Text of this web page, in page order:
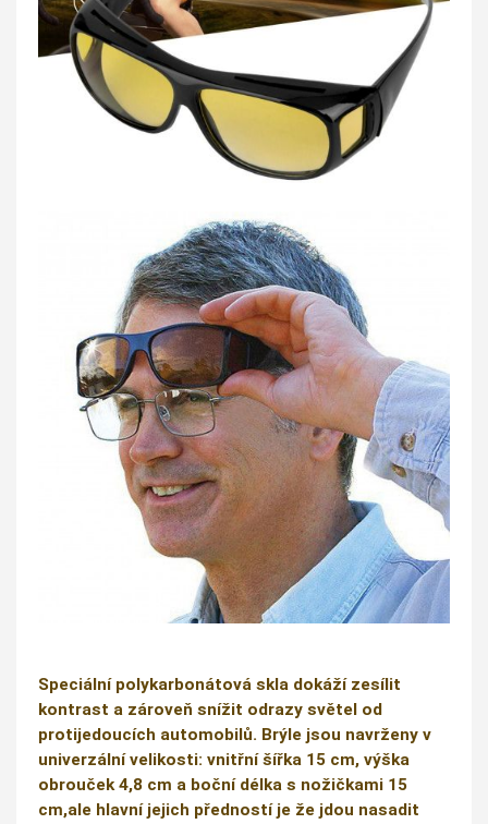
Speciální polykarbonátová skla dokáží zesílit
kontrast a zároveň snížit odrazy světel od
protijedoucích automobilů. Brýle jsou navrženy v
univerzální velikosti: vnitřní šířka 15 cm, výška
obrouček 4,8 cm a boční délka s nožičkami 15
cm,ale hlavní jejich předností je že jdou nasadit